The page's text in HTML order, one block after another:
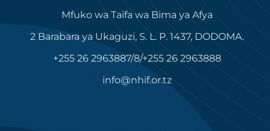
Mfuko wa Taifa wa Bima ya Afya
2 Barabara ya Ukaguzi, S. L. P. 1437, DODOMA.
+255 26 2963887/8/+255 26 2963888
info@nhif.or.tz